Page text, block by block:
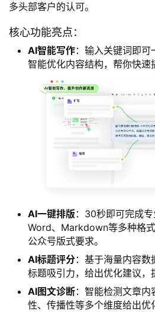
多头部客户的认可。
核心功能亮点：
AI智能写作：输入关键词即
智能优化内容结构，帮你快速
AI一键排版：30秒即可完成
Word、Markdown等多种格
公众号版式要求。
AI标题评分：基于海量内容
标题吸引力，给出优化建议，
AI图文诊断：智能检测文章
性、传播性等多个维度给出优